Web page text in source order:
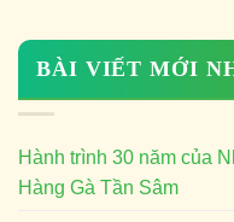
BÀI VIẾT MỚI
Hành trình 30 năm của
Hàng Gà Tần Sâm